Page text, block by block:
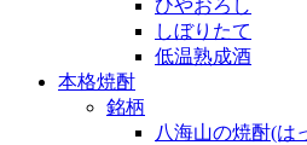
ひやおろし
しぼりたて
低温熟成酒
本格焼酎
銘柄
八海山の焼酎(は